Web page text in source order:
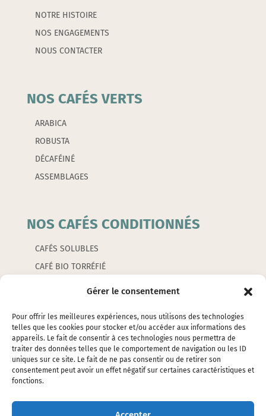
Gérer le consentement
Pour offrir les meilleures expériences, nous utilisons des technologies
telles que les cookies pour stocker et/ou accéder aux informations des
appareils. Le fait de consentir à ces technologies nous permettra de
traiter des données telles que le comportement de navigation ou les ID
uniques sur ce site. Le fait de ne pas consentir ou de retirer son
consentement peut avoir un effet négatif sur certaines caractéristiques et
fonctions.
NOTRE HISTOIRE
NOS ENGAGEMENTS
NOUS CONTACTER
NOS CAFÉS VERTS
ARABICA
ROBUSTA
DÉCAFÉINÉ
ASSEMBLAGES
NOS CAFÉS CONDITIONNÉS
CAFÉS SOLUBLES
CAFÉ BIO TORRÉFIÉ
LES ACCESSOIRES
EMBALLAGES